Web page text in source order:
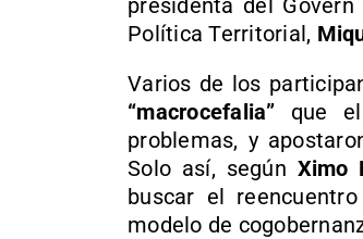
presidenta del
Política Territorial,
Varios de los
“macrocefalia” que
problemas, y
Solo así, según Ximo
buscar el
modelo de